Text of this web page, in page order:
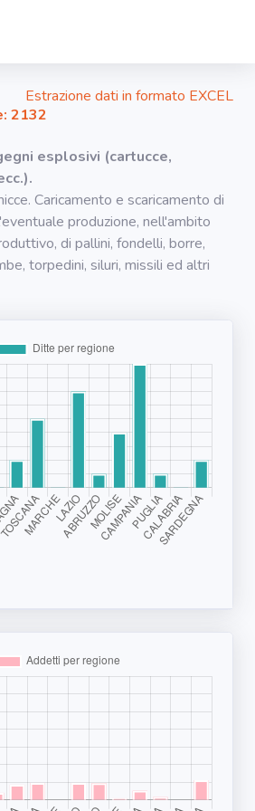
Estrazione dati in formato EXCEL
2132
esplosivi (cartucce,
Caricamento e scaricamento di
produzione, nell'ambito
di pallini, fondelli, borre,
torpedini, siluri, missili ed altri